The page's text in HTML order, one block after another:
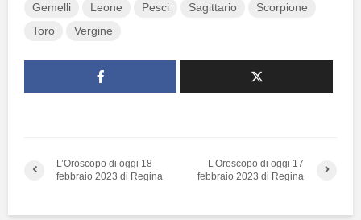
Gemelli
Leone Pesci Sagittario
Scorpione
Toro
Vergine
L’Oroscopo di oggi 18
febbraio 2023 di Regina
L’Oroscopo di oggi 17
febbraio 2023 di Regina